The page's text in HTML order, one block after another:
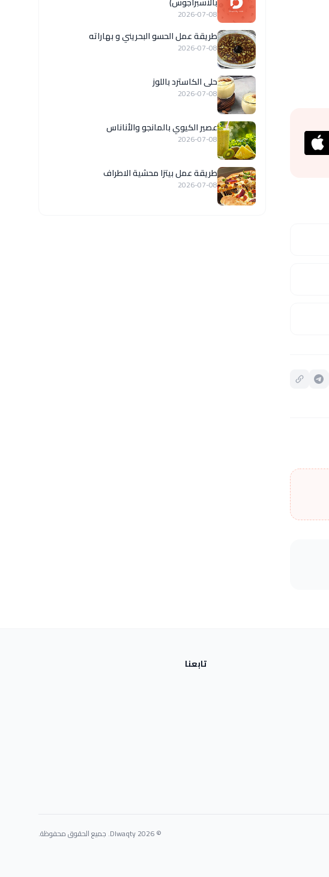
2026-07-08
طريقة عمل الحسو البحريني و بهاراته
2026-07-08
حلى الكاسترد باللوز
2026-07-08
عصير الكيوي بالمانجو والأناناس
2026-07-08
طريقة عمل بيتزا محشية الاطراف
2026-07-08
تابعنا
© 2026 Dlwaqty. جميع الحقوق محفوظة.